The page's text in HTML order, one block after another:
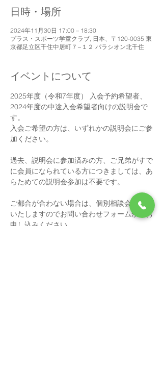
日時・場所
2024年11月30日 17:00 – 18:30
プラス・スポーツ学童クラブ, 日本、〒120-0035 東
京都足立区千住中居町７−１２ パラシオン北千住
イベントについて
2025年度（令和7年度） 入会予約希望者、
2024年度の中途入会希望者向けの説明会で
す。
入会ご希望の方は、いずれかの説明会にご参
加ください。
過去、説明会に参加済みの方、ご兄弟がすで
に会員になられている方につきましては、あ
らためての説明会参加は不要です。
ご都合が合わない場合は、個別相談会を調整
いたしますのでお問い合わせフォームからお
申し込みください。